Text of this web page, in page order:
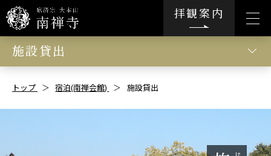
拝観案内
トップ 宿泊(南禅会館) 施設貸出
施設貸出